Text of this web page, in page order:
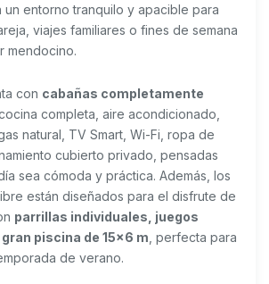
entorno tranquilo y apacible para
viajes familiares o fines de semana
mendocino.
con cabañas completamente
completa, aire acondicionado,
natural, TV Smart, Wi-Fi, ropa de
cubierto privado, pensadas
sea cómoda y práctica. Además, los
están diseñados para el disfrute de
parrillas individuales, juegos
piscina de 15×6 m , perfecta para
de verano.